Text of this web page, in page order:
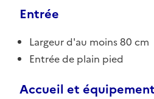
Entrée
Largeur d'au moins 80 cm
Entrée de plain pied
Accueil et équipement